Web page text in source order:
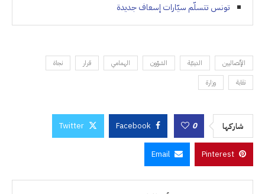
تونس تتسلّم سيّارات إسعاف جديدة
الإتّصاليين الدينيّة الشؤون الهمامي قرار
نجاة
نقابة
وزارة
شاركها 0
Facebook
Twitter
Pinterest
Email